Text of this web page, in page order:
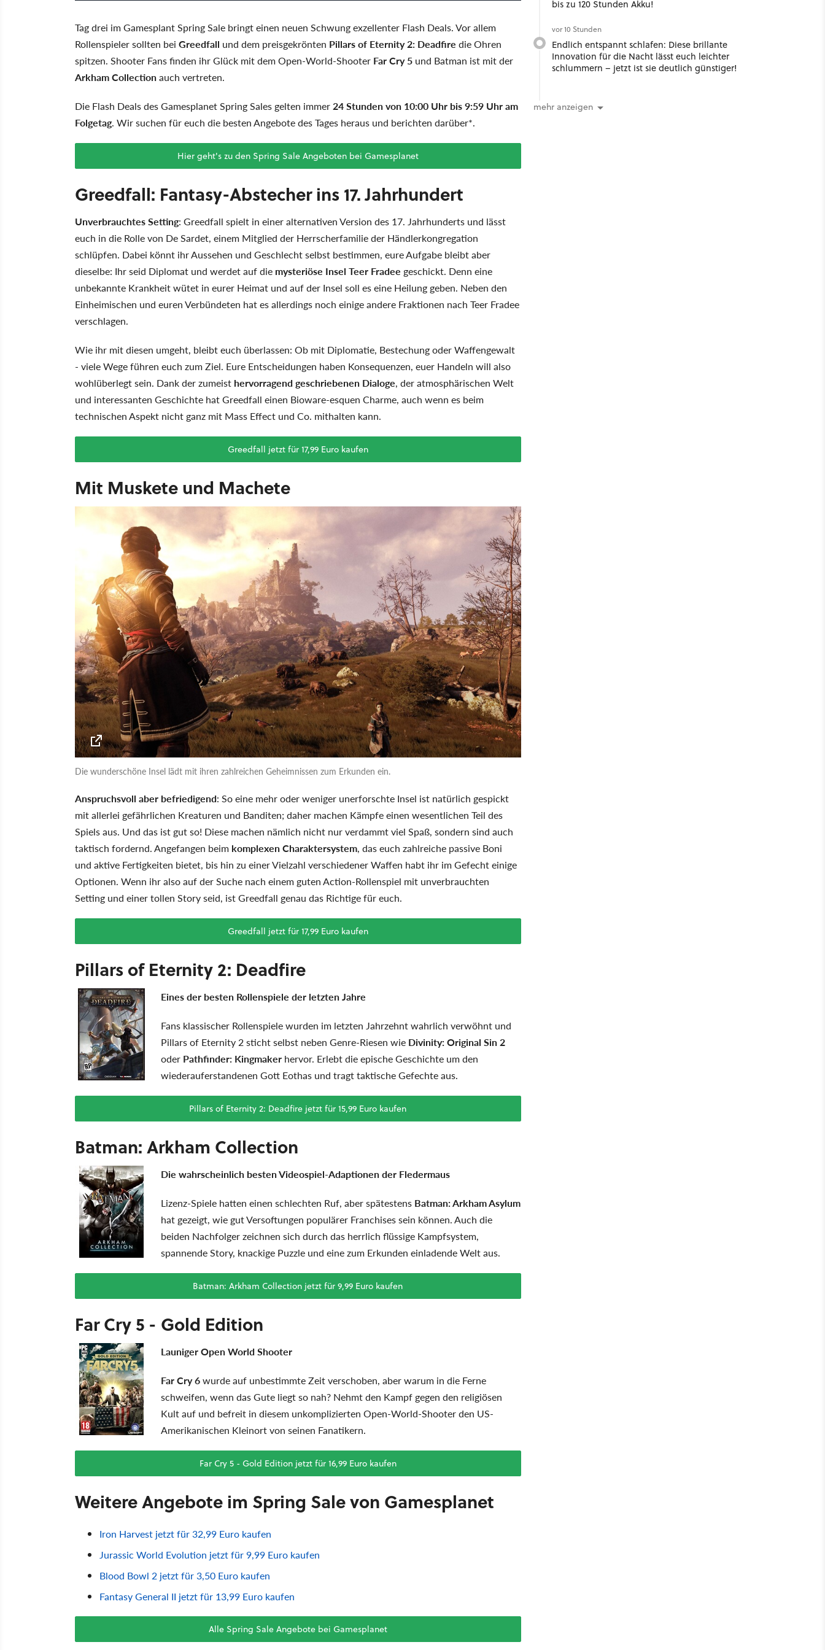
Tag drei im Gamesplant Spring Sale bringt einen neuen Schwung exzellenter Flash Deals. Vor allem
Rollenspieler sollten bei Greedfall und dem preisgekrönten Pillars of Eternity 2: Deadfire die Ohren
spitzen. Shooter Fans finden ihr Glück mit dem Open-World-Shooter Far Cry 5 und Batman ist mit der
Arkham Collectionauch vertreten.
Die Flash Deals des Gamesplanet Spring Sales gelten immer24 Stunden von 10:00 Uhr bis 9:59 Uhr am
Folgetag. Wir suchen für euch die besten Angebote des Tages heraus und berichten darüber*.
Hier geht's zu den Spring Sale Angeboten bei Gamesplanet
Greedfall: Fantasy-Abstecher ins 17. Jahrhundert
Unverbrauchtes Setting: Greedfall spielt in einer alternativen Version des 17. Jahrhunderts und lässt
euch in die Rolle von De Sardet, einem Mitglied der Herrscherfamilie der Händlerkongregation
schlüpfen. Dabei könnt ihr Aussehen und Geschlecht selbst bestimmen, eure Aufgabe bleibt aber
dieselbe: Ihr seid Diplomat und werdet auf die mysteriöse Insel Teer Fradee geschickt. Denn eine
unbekannte Krankheit wütet in eurer Heimat und auf der Insel soll es eine Heilung geben. Neben den
Einheimischen und euren Verbündeten hat es allerdings noch einige andere Fraktionen nach Teer Fradee
verschlagen.
Wie ihr mit diesen umgeht, bleibt euch überlassen: Ob mit Diplomatie, Bestechung oder Waffengewalt
- viele Wege führen euch zum Ziel. Eure Entscheidungen haben Konsequenzen, euer Handeln will also
wohlüberlegt sein. Dank der zumeist hervorragend geschriebenen Dialoge, der atmosphärischen Welt
und interessanten Geschichte hat Greedfall einen Bioware-esquen Charme, auch wenn es beim
technischen Aspekt nicht ganz mit Mass Effect und Co. mithalten kann.
Greedfall jetzt für 17,99 Euro kaufen
Mit Muskete und Machete
Die wunderschöne Insel lädt mit ihren zahlreichen Geheimnissen zum Erkunden ein.
Anspruchsvoll aber befriedigend: So eine mehr oder weniger unerforschte Insel ist natürlich gespickt
mit allerlei gefährlichen Kreaturen und Banditen; daher machen Kämpfe einen wesentlichen Teil des
Spiels aus. Und das ist gut so! Diese machen nämlich nicht nur verdammt viel Spaß, sondern sind auch
taktisch fordernd. Angefangen beim komplexen Charaktersystem, das euch zahlreiche passive Boni
und aktive Fertigkeiten bietet, bis hin zu einer Vielzahl verschiedener Waffen habt ihr im Gefecht einige
Optionen. Wenn ihr also auf der Suche nach einem guten Action-Rollenspiel mit unverbrauchten
Setting und einer tollen Story seid, ist Greedfall genau das Richtige für euch.
Greedfall jetzt für 17,99 Euro kaufen
Pillars of Eternity 2: Deadfire
Eines der besten Rollenspiele der letzten Jahre
Fans klassischer Rollenspiele wurden im letzten Jahrzehnt wahrlich verwöhnt und
Pillars of Eternity 2 sticht selbst neben Genre-Riesen wie Divinity: Original Sin 2
oder Pathfinder: Kingmaker hervor. Erlebt die epische Geschichte um den
wiederauferstandenen Gott Eothas und tragt taktische Gefechte aus.
Pillars of Eternity 2: Deadfire jetzt für 15,99 Euro kaufen
Batman: Arkham Collection
Die wahrscheinlich besten Videospiel-Adaptionen der Fledermaus
Lizenz-Spiele hatten einen schlechten Ruf, aber spätestens Batman: Arkham Asylum
hat gezeigt, wie gut Versoftungen populärer Franchises sein können. Auch die
beiden Nachfolger zeichnen sich durch das herrlich flüssige Kampfsystem,
spannende Story, knackige Puzzle und eine zum Erkunden einladende Welt aus.
Batman: Arkham Collection jetzt für 9,99 Euro kaufen
Far Cry 5 - Gold Edition
Launiger Open World Shooter
Far Cry 6wurde auf unbestimmte Zeit verschoben, aber warum in die Ferne
schweifen, wenn das Gute liegt so nah? Nehmt den Kampf gegen den religiösen
Kult auf und befreit in diesem unkomplizierten Open-World-Shooter den US-
Amerikanischen Kleinort von seinen Fanatikern.
Far Cry 5 - Gold Edition jetzt für 16,99 Euro kaufen
Weitere Angebote im Spring Sale von Gamesplanet
Iron Harvest jetzt für 32,99 Euro kaufen
Jurassic World Evolution jetzt für 9,99 Euro kaufen
Blood Bowl 2 jetzt für 3,50 Euro kaufen
Fantasy General II jetzt für 13,99 Euro kaufen
Alle Spring Sale Angebote bei Gamesplanet
bis zu 120 Stunden Akku!
vor 10 Stunden
Endlich entspannt schlafen: Diese brillante
Innovation für die Nacht lässt euch leichter
schlummern – jetzt ist sie deutlich günstiger!
mehr anzeigen